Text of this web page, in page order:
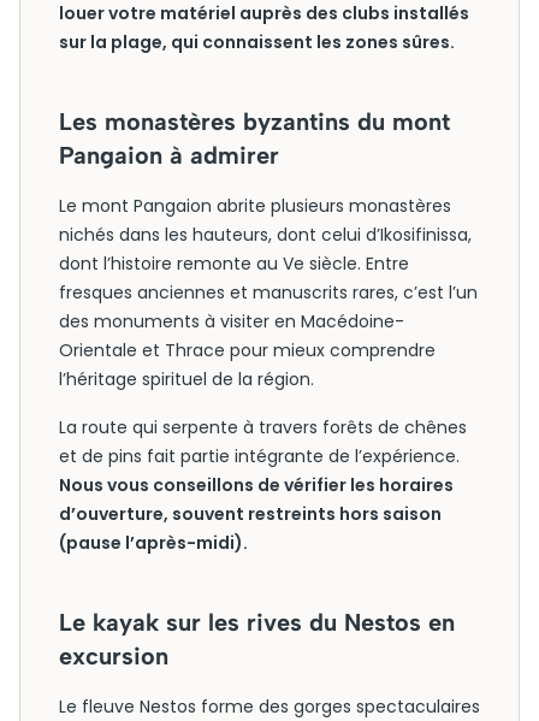
louer votre matériel auprès des clubs installés
sur la plage, qui connaissent les zones sûres.
Les monastères byzantins du mont
Pangaion à admirer
Le mont Pangaion abrite plusieurs monastères
nichés dans les hauteurs, dont celui d’Ikosifinissa,
dont l’histoire remonte au Ve siècle. Entre
fresques anciennes et manuscrits rares, c’est l’un
des monuments à visiter en Macédoine-
Orientale et Thrace pour mieux comprendre
l’héritage spirituel de la région.
La route qui serpente à travers forêts de chênes
et de pins fait partie intégrante de l’expérience.
Nous vous conseillons de vérifier les horaires
d’ouverture, souvent restreints hors saison
(pause l’après-midi).
Le kayak sur les rives du Nestos en
excursion
Le fleuve Nestos forme des gorges spectaculaires